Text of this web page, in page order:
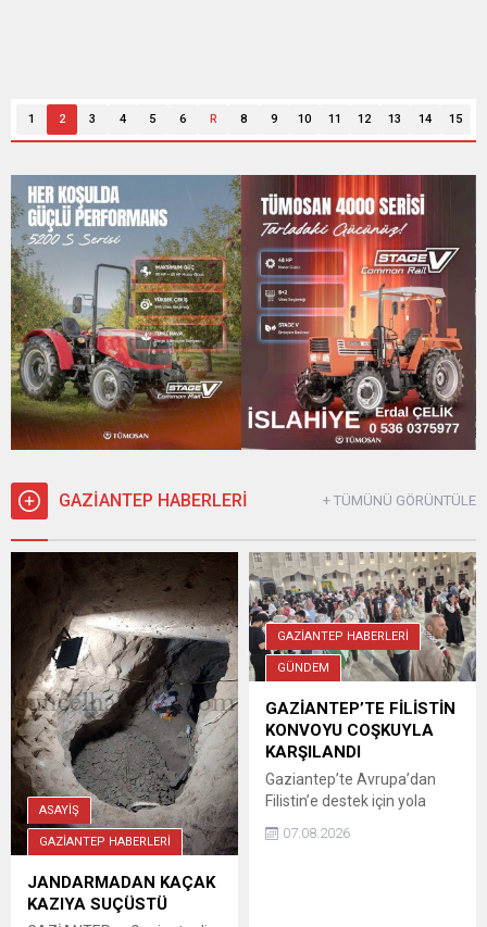
1 2 3 4 5 6 R 8 9 10 11 12 13 14 15
GAZİANTEP HABERLERİ + TÜMÜNÜ GÖRÜNTÜLE
ASAYİŞ
GAZİANTEP HABERLERİ
JANDARMADAN KAÇAK
KAZIYA SUÇÜSTÜ
GAZİANTEP HABERLERİ
GÜNDEM
GAZİANTEP’TE FİLİSTİN
KONVOYU COŞKUYLA
KARŞILANDI
Gaziantep’te Avrupa’dan
Filistin’e destek için yola
çıkan konvoy düzenlenen
mitingde vatandaşların
07.08.2026